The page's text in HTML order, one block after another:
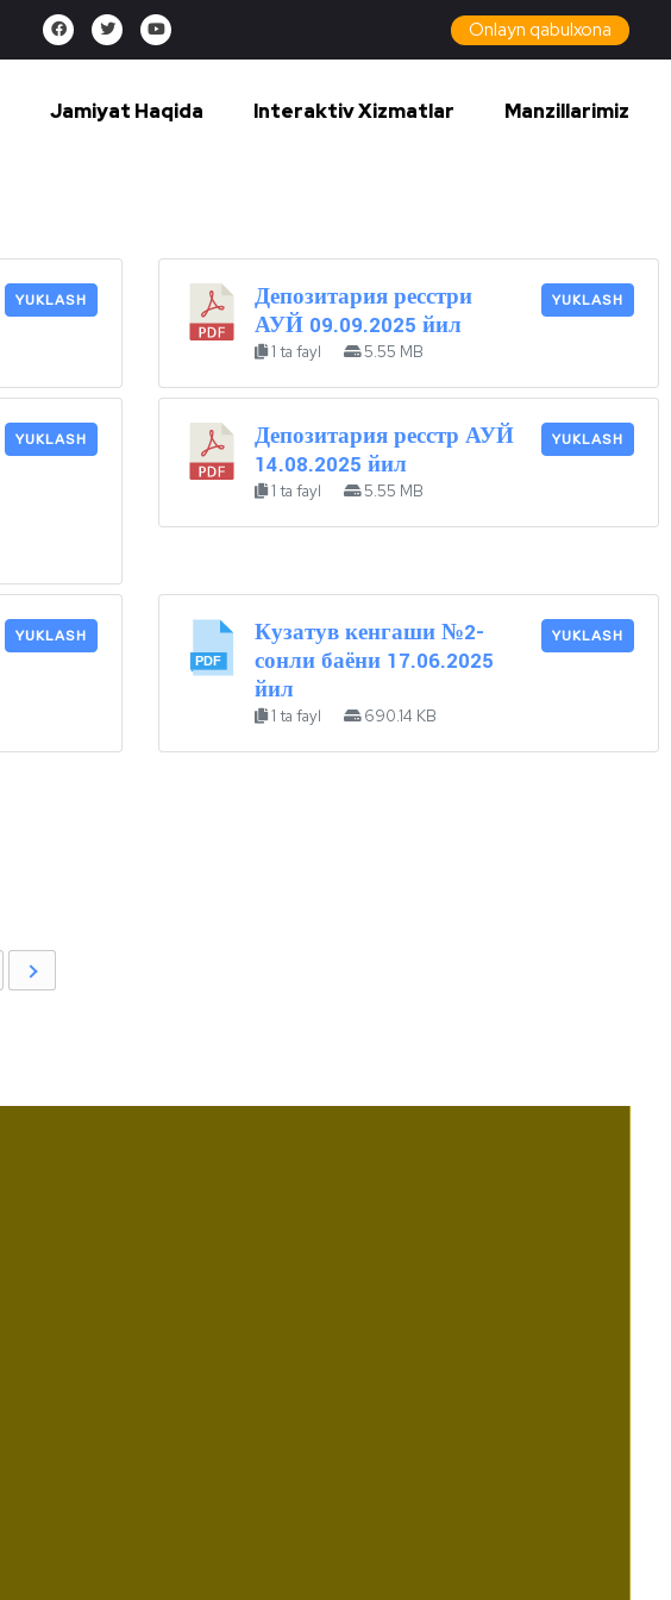
Onlayn qabulxona
Jamiyat Haqida Interaktiv Xizmatlar Manzillarimiz
YUKLASH
Депозитария ресстри
АУЙ 09.09.2025 йил
1 ta fayl 5.55 MB
YUKLASH
YUKLASH
Депозитария ресстр АУЙ
14.08.2025 йил
1 ta fayl 5.55 MB
YUKLASH
YUKLASH
Кузатув кенгаши №2-
сонли баёни 17.06.2025
йил
1 ta fayl 690.14 KB
YUKLASH